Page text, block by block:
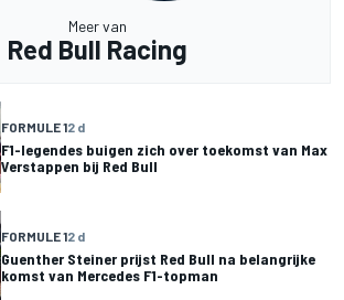
Meer van
Red Bull Racing
FORMULE 12 d
F1-legendes buigen zich over toekomst van Max
Verstappen bij Red Bull
FORMULE 12 d
Guenther Steiner prijst Red Bull na belangrijke
komst van Mercedes F1-topman